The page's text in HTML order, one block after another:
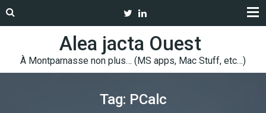
Alea jacta Ouest
À Montparnasse non plus… (MS apps, Mac Stuff, etc…)
Tag: PCalc